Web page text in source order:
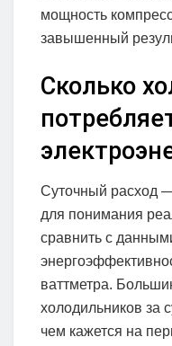
мощность
завышенный
Сколько
Суточный расход
для понимания
сравнить с
ваттметра.
холодильников за
чем кажется на